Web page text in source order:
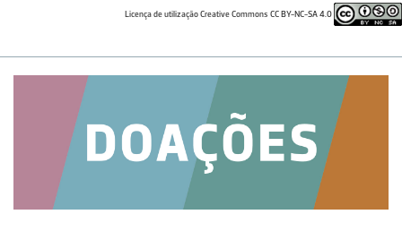
Licença de utilização Creative Commons CC BY-NC-SA 4.0